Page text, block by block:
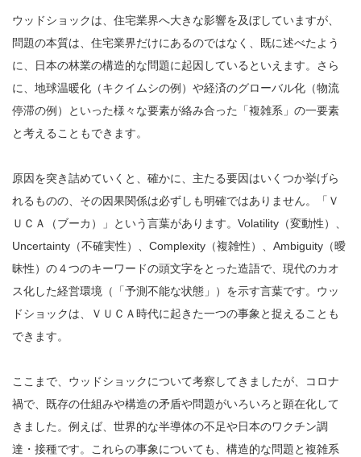
ウッドショックは、住宅業界へ大きな影響を及ぼしていますが、
問題の本質は、住宅業界だけにあるのではなく、既に述べたよう
に、日本の林業の構造的な問題に起因しているといえます。さら
に、地球温暖化（キクイムシの例）や経済のグローバル化（物流
停滞の例）といった様々な要素が絡み合った「複雑系」の一要素
と考えることもできます。
原因を突き詰めていくと、確かに、主たる要因はいくつか挙げら
れるものの、その因果関係は必ずしも明確ではありません。「Ｖ
ＵＣＡ（ブーカ）」という言葉があります。Volatility（変動性）、
Uncertainty（不確実性）、Complexity（複雑性）、Ambiguity（曖
昧性）の４つのキーワードの頭文字をとった造語で、現代のカオ
ス化した経営環境（「予測不能な状態」）を示す言葉です。ウッ
ドショックは、ＶＵＣＡ時代に起きた一つの事象と捉えることも
できます。
ここまで、ウッドショックについて考察してきましたが、コロナ
禍で、既存の仕組みや構造の矛盾や問題がいろいろと顕在化して
きました。例えば、世界的な半導体の不足や日本のワクチン調
達・接種です。これらの事象についても、構造的な問題と複雑系